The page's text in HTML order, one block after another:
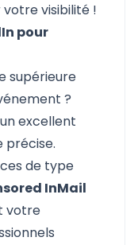
visibilité !
pour
supérieure
?
excellent
précise.
de type
InMail
votre